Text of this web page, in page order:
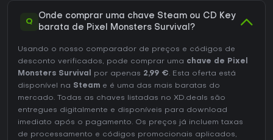
Q
Onde comprar uma chave Steam ou CD Key
barata de Pixel Monsters Survival?
Usando o nosso comparador de preços e códigos de
desconto verificados, pode comprar uma chave de Pixel
Monsters Survival
por apenas 2,99 €. Esta oferta está
disponível na Steam e é uma das mais baratas do
mercado. Todas as chaves listadas no XD.deals são
entregues digitalmente e disponíveis para download
imediato após o pagamento. Os preços já incluem taxas
de processamento e códigos promocionais aplicados,